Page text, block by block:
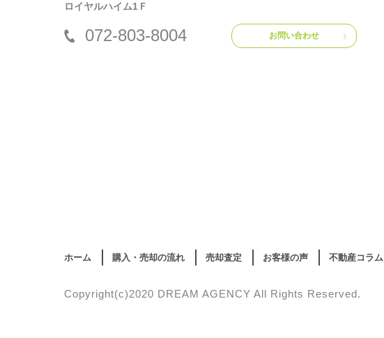
ロイヤルハイム1Ｆ
072-803-8004 お問い合わせ
ホーム 購入・売却の流れ 売却査定 お客様の声 不動産コラム
Copyright(c)2020 DREAM AGENCY All Rights Reserved.